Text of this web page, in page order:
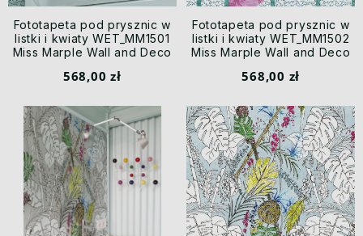
Fototapeta pod prysznic w
listki i kwiaty WET_MM1501
Miss Marple Wall and Deco
568,00 zł
Fototapeta pod prysznic w
listki i kwiaty WET_MM1502
Miss Marple Wall and Deco
568,00 zł